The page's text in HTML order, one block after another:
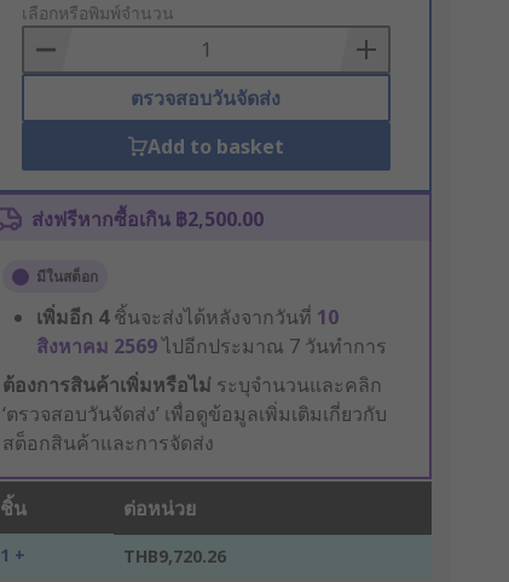
to
Basket
เลือกหรือพิมพ์จำนวน
ตรวจสอบวันจัดส่ง
Add to basket
ส่งฟรีหากซื้อเกิน ฿2,500.00
มีในสต็อก
เพิ่มอีก 4ชิ้นจะส่งได้หลังจากวันที่ 10
สิงหาคม 2569ไปอีกประมาณ 7 วันทำการ
ต้องการสินค้าเพิ่มหรือไม่ ระบุจำนวนและคลิก
‘ตรวจสอบวันจัดส่ง’ เพื่อดูข้อมูลเพิ่มเติมเกี่ยวกับ
สต็อกสินค้าและการจัดส่ง
ชิ้น ต่อหน่วย
1 + THB9,720.26